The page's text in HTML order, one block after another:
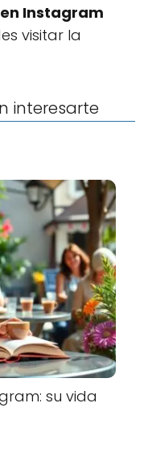
Instagram
visitar la
interesarte
su vida